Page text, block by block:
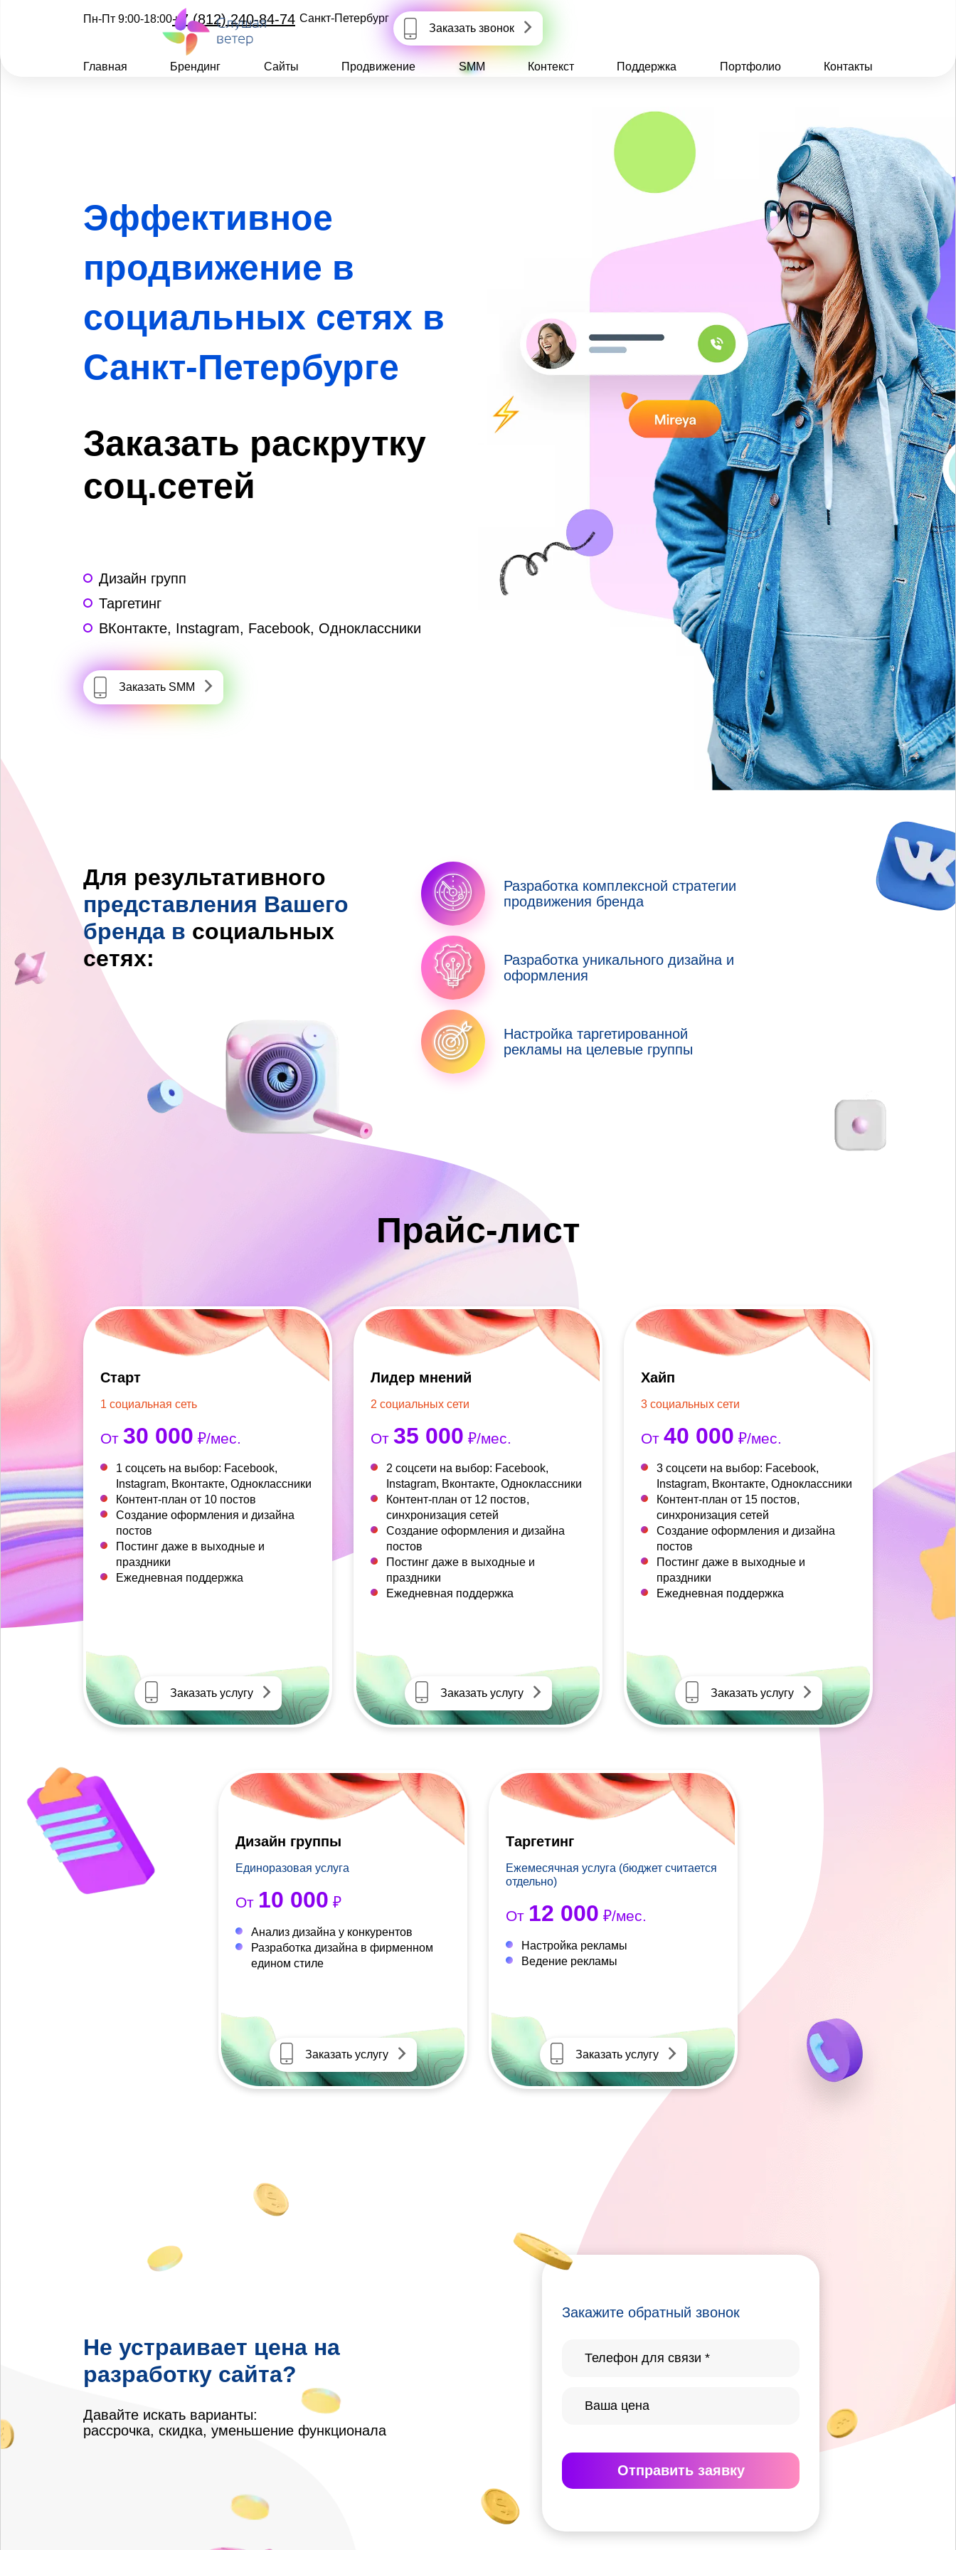
Пн-Пт 9:00-18:00+7 (812) 240-84-74 Санкт-Петербург
Заказать звонок
Главная Брендинг Сайты Продвижение SMM Контекст Поддержка Портфолио Контакты
Эффективное
продвижение в
социальных сетях в
Санкт-Петербурге
Заказать раскрутку
соц.сетей
Дизайн групп
Таргетинг
ВКонтакте, Instagram, Facebook, Одноклассники
Заказать SMM
Для результативного
представления Вашего
бренда в социальных
сетях:
Разработка комплексной стратегии
продвижения бренда
Разработка уникального дизайна и
оформления
Настройка таргетированной
рекламы на целевые группы
Прайс-лист
Старт
1 социальная сеть
От 30 000 ₽/мес.
1 соцсеть на выбор: Facebook,
Instagram, Вконтакте, Одноклассники
Контент-план от 10 постов
Создание оформления и дизайна
постов
Постинг даже в выходные и
праздники
Ежедневная поддержка
Заказать услугу
Лидер мнений
2 социальных сети
От 35 000 ₽/мес.
2 соцсети на выбор: Facebook,
Instagram, Вконтакте, Одноклассники
Контент-план от 12 постов,
синхронизация сетей
Создание оформления и дизайна
постов
Постинг даже в выходные и
праздники
Ежедневная поддержка
Заказать услугу
Хайп
3 социальных сети
От 40 000 ₽/мес.
3 соцсети на выбор: Facebook,
Instagram, Вконтакте, Одноклассники
Контент-план от 15 постов,
синхронизация сетей
Создание оформления и дизайна
постов
Постинг даже в выходные и
праздники
Ежедневная поддержка
Заказать услугу
Дизайн группы
Единоразовая услуга
От 10 000 ₽
Анализ дизайна у конкурентов
Разработка дизайна в фирменном
едином стиле
Заказать услугу
Таргетинг
Ежемесячная услуга (бюджет считается
отдельно)
От 12 000 ₽/мес.
Настройка рекламы
Ведение рекламы
Заказать услугу
Не устраивает цена на
разработку сайта?
Давайте искать варианты:
рассрочка, скидка, уменьшение функционала
Закажите обратный звонок
Отправить заявку